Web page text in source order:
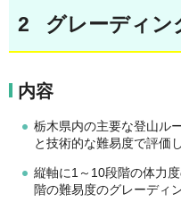
2 グレーディン
内容
栃木県内の主要な登山ル
と技術的な難易度で評価
縦軸に1～10段階の体力
階の難易度のグレーディ